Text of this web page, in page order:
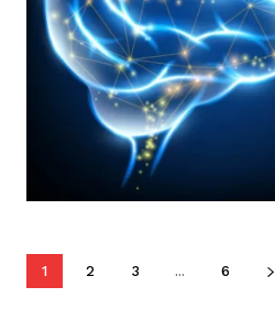
1 2 3 ... 6